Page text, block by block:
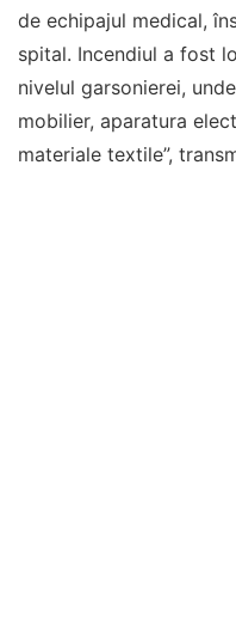
de echipajul medical,
spital. Incendiul a fost
nivelul garsonierei,
mobilier, aparatura
materiale textile”,